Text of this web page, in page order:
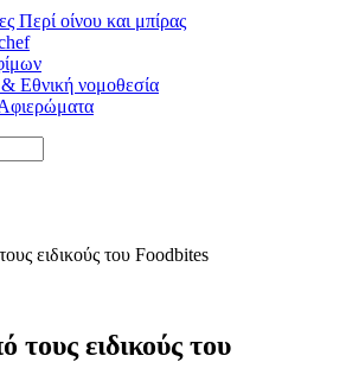
Περί οίνου και μπίρας
Εθνική νομοθεσία
ειδικούς του Foodbites
τους ειδικούς του